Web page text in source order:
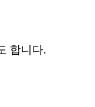
합니다.